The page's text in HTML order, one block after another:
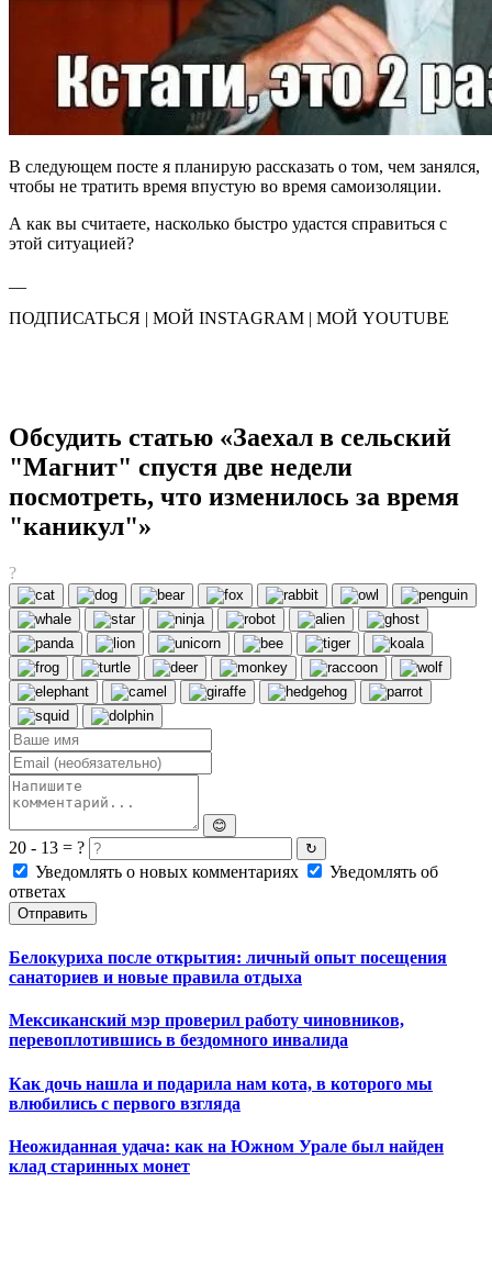
В следующем посте я планирую рассказать о том, чем занялся,
чтобы не тратить время впустую во время самоизоляции.
А как вы считаете, насколько быстро удастся справиться с
этой ситуацией?
ПОДПИСАТЬСЯ | МОЙ INSTAGRAM | МОЙ YOUTUBE
Обсудить статью «Заехал в сельский
"Магнит" спустя две недели
посмотреть, что изменилось за время
"каникул"»
?
😊
20 - 13 = ? ↻
Уведомлять о новых комментариях
Уведомлять об
ответах
Отправить
Белокуриха после открытия: личный опыт посещения
санаториев и новые правила отдыха
Мексиканский мэр проверил работу чиновников,
перевоплотившись в бездомного инвалида
Как дочь нашла и подарила нам кота, в которого мы
влюбились с первого взгляда
Неожиданная удача: как на Южном Урале был найден
клад старинных монет